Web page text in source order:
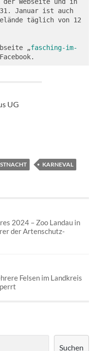
Januar ist auch
täglich von 12
„fasching-im-
UG
KARNEVAL
2024 – Zoo Landau in
der Artenschutz-
Felsen im Landkreis
Suchen